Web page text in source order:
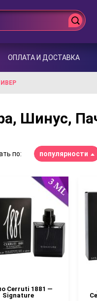
ОПЛАТА И ДОСТАВКА
Шинус,
по: популярности
Cerruti 1881 —
Signature